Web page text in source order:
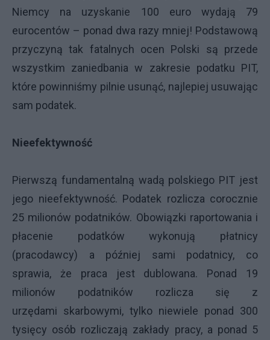
Niemcy na uzyskanie 100 euro wydają 79
eurocentów – ponad dwa razy mniej! Podstawową
przyczyną tak fatalnych ocen Polski są przede
wszystkim zaniedbania w zakresie podatku PIT,
które powinniśmy pilnie usunąć, najlepiej usuwając
sam podatek.
Nieefektywność
Pierwszą fundamentalną wadą polskiego PIT jest
jego nieefektywność. Podatek rozlicza corocznie
25 milionów podatników. Obowiązki raportowania i
płacenie podatków wykonują płatnicy
(pracodawcy) a później sami podatnicy, co
sprawia, że praca jest dublowana. Ponad 19
milionów podatników rozlicza się z
urzędami skarbowymi, tylko niewiele ponad 300
tysięcy osób rozliczają zakłady pracy, a ponad 5